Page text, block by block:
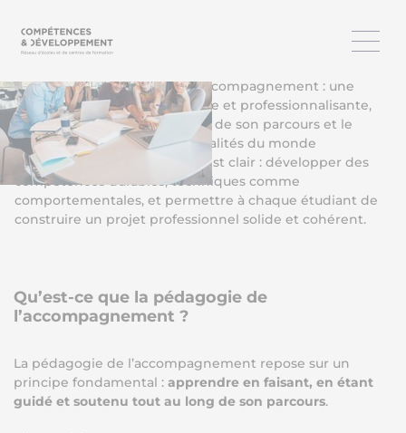
COMPÉTENCES DE DEMAIN
choix d’une pédagogie de l’accompagnement : une
approche active, personnalisée et professionnalisante,
qui place l’apprenant au cœur de son parcours et le
prépare concrètement aux réalités du monde
professionnel. Notre objectif est clair : développer des
compétences durables, techniques comme
comportementales, et permettre à chaque étudiant de
construire un projet professionnel solide et cohérent.
Qu’est-ce que la pédagogie de
l’accompagnement ?
La pédagogie de l’accompagnement repose sur un
principe fondamental : apprendre en faisant, en étant
guidé et soutenu tout au long de son parcours.